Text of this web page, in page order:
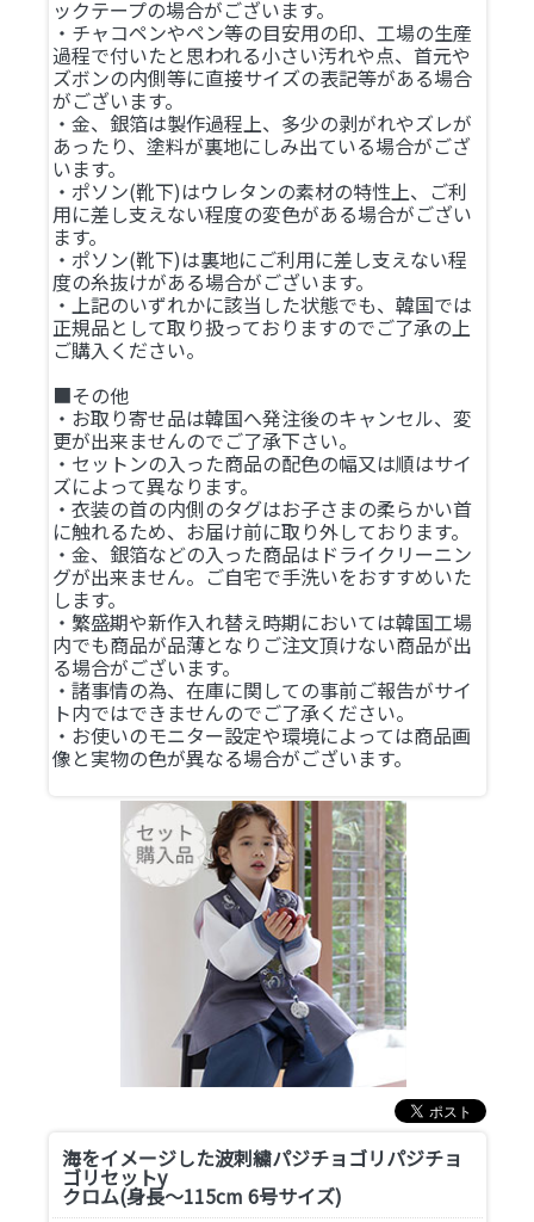
ックテープの場合がございます。
・チャコペンやペン等の目安用の印、工場の生産
過程で付いたと思われる小さい汚れや点、首元や
ズボンの内側等に直接サイズの表記等がある場合
がございます。
・金、銀箔は製作過程上、多少の剥がれやズレが
あったり、塗料が裏地にしみ出ている場合がござ
います。
・ポソン(靴下)はウレタンの素材の特性上、ご利
用に差し支えない程度の変色がある場合がござい
ます。
・ポソン(靴下)は裏地にご利用に差し支えない程
度の糸抜けがある場合がございます。
・上記のいずれかに該当した状態でも、韓国では
正規品として取り扱っておりますのでご了承の上
ご購入ください。
■その他
・お取り寄せ品は韓国へ発注後のキャンセル、変
更が出来ませんのでご了承下さい。
・セットンの入った商品の配色の幅又は順はサイ
ズによって異なります。
・衣装の首の内側のタグはお子さまの柔らかい首
に触れるため、お届け前に取り外しております。
・金、銀箔などの入った商品はドライクリーニン
グが出来ません。ご自宅で手洗いをおすすめいた
します。
・繁盛期や新作入れ替え時期においては韓国工場
内でも商品が品薄となりご注文頂けない商品が出
る場合がございます。
・諸事情の為、在庫に関しての事前ご報告がサイ
ト内ではできませんのでご了承ください。
・お使いのモニター設定や環境によっては商品画
像と実物の色が異なる場合がございます。
海をイメージした波刺繍パジチョゴリパジチョ
ゴリセットy
クロム(身長～115cm 6号サイズ)